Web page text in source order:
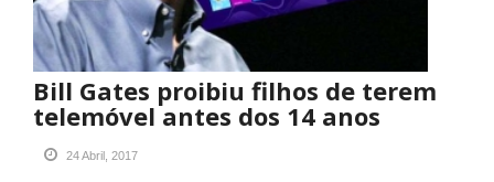
Bill Gates proibiu filhos de terem
telemóvel antes dos 14 anos
24 Abril, 2017